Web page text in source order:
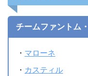
チームファントム
・ マローネ
・ カスティル